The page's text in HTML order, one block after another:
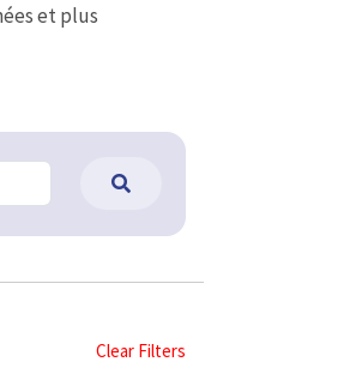
et plus
Clear Filters